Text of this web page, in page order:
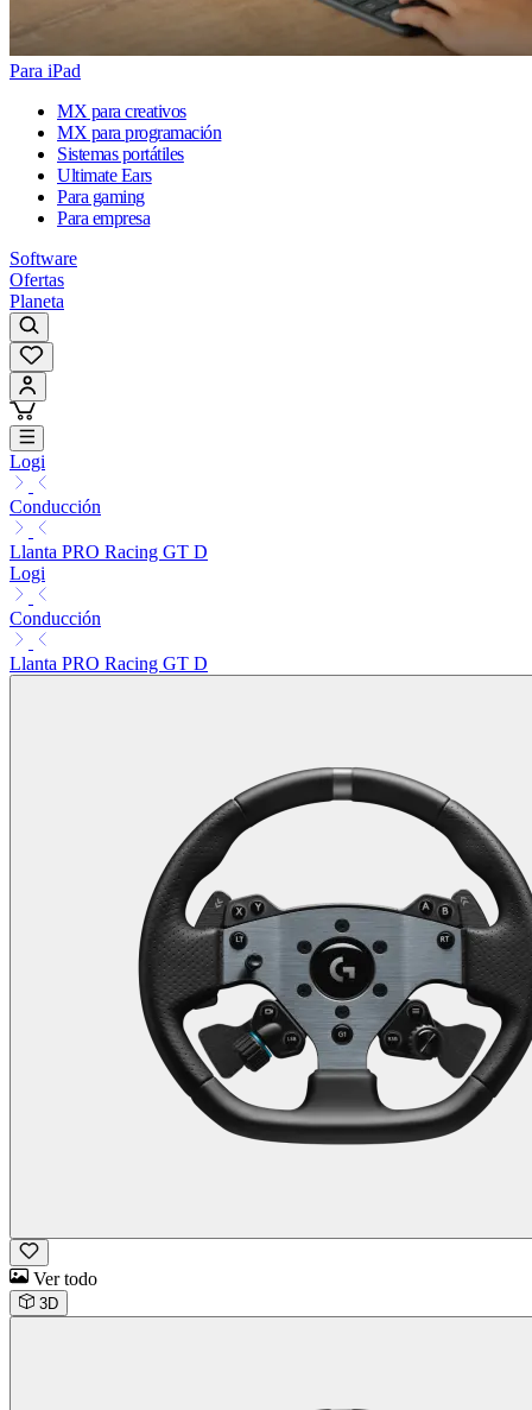
Para iPad
MX para creativos
MX para programación
Sistemas portátiles
Ultimate Ears
Para gaming
Para empresa
Software
Ofertas
Planeta
Logi
Conducción
Llanta PRO Racing GT D
Logi
Conducción
Llanta PRO Racing GT D
Ver todo
3D